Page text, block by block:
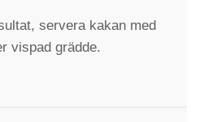
servera kakan med
vispad grädde.